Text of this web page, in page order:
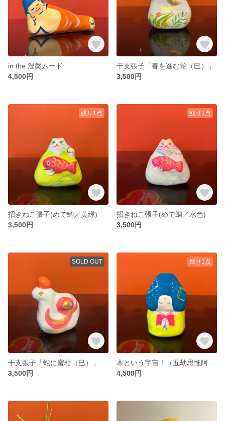
in the 涅槃ムード
4,500円
干支張子「春を進む蛇（巳）」
3,500円
残り1点
招きねこ張子(めで鯛／黄緑)
3,500円
残り1点
招きねこ張子(めで鯛／水色)
3,500円
SOLD OUT
干支張子「蛇に蜜柑（巳）」
3,500円
残り1点
4,500円